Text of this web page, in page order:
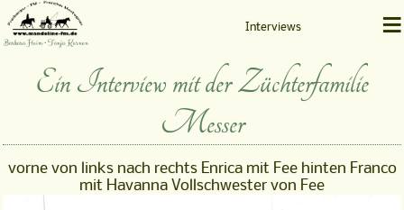
Barbara Heim • Tanja Kernen
Interviews ≡
Ein Interview mit der Züchterfamilie
Messer
vorne von links nach rechts Enrica mit Fee hinten Franco
mit Havanna Vollschwester von Fee